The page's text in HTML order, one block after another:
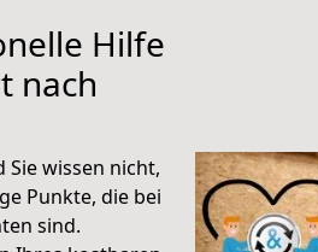
Hilfe
nach
wissen nicht,
Punkte, die bei
sind.